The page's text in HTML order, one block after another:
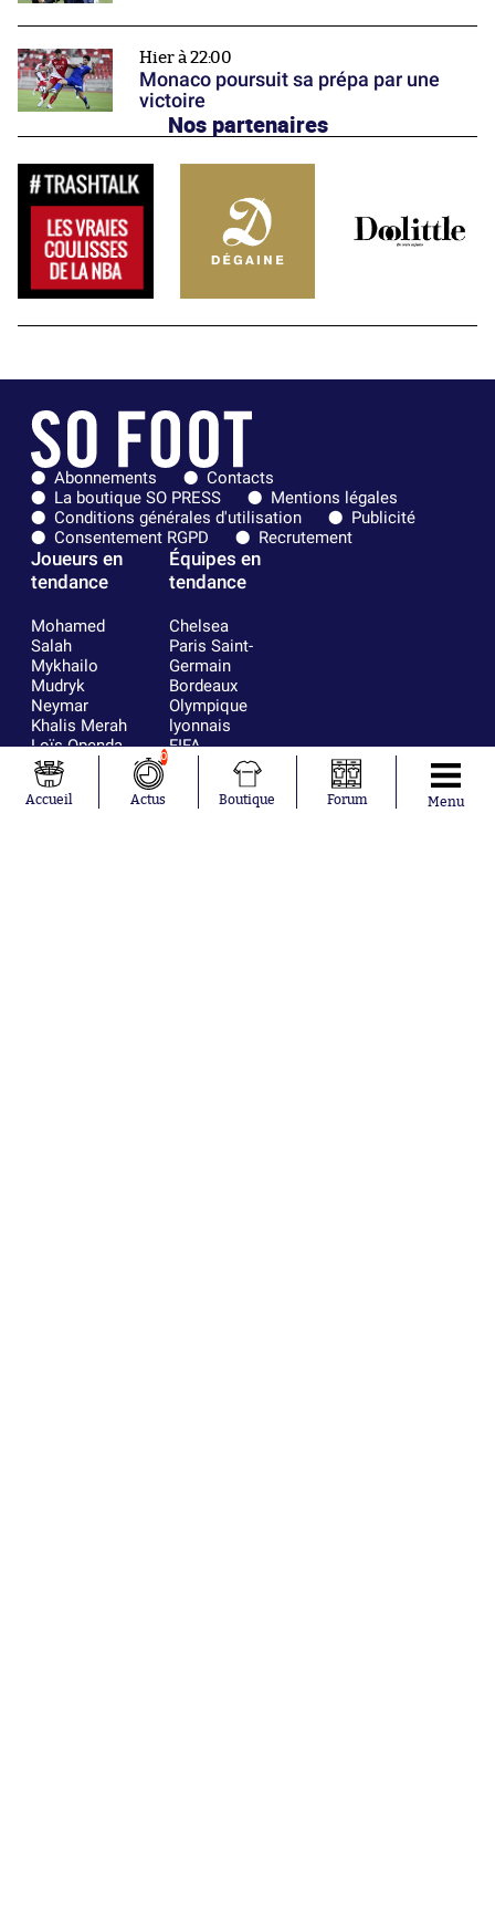
Hier à 22:00
Monaco poursuit sa prépa par une
victoire
Nos partenaires
Abonnements
Contacts
La boutique SO PRESS
Mentions légales
Conditions générales d'utilisation
Publicité
Consentement RGPD
Recrutement
Joueurs en
tendance
Mohamed
Salah
Mykhailo
Mudryk
Neymar
Khalis Merah
Loïs Openda
Moussa
Niakhaté
Nicolás
Équipes en
tendance
Chelsea
Paris Saint-
Germain
Bordeaux
Olympique
lyonnais
FIFA
Real Madrid
RC Strasbourg
AC Milan
Accueil
0
Actus Boutique Forum Menu